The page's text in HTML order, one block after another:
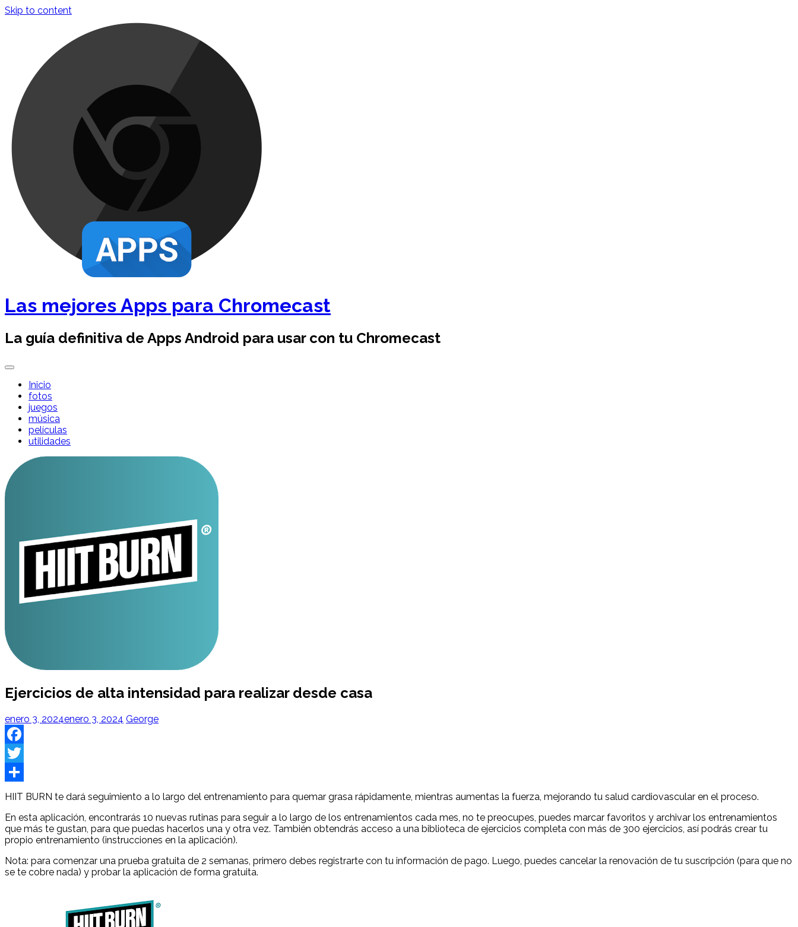
Skip to content
Las mejores Apps para Chromecast
La guía definitiva de Apps Android para usar con tu Chromecast
Inicio
fotos
juegos
música
películas
utilidades
Ejercicios de alta intensidad para realizar desde casa
enero 3, 2024enero 3, 2024 George
Facebook
Twitter
Share
HIIT BURN te dará seguimiento a lo largo del entrenamiento para quemar grasa rápidamente, mientras aumentas la fuerza, mejorando tu salud cardiovascular en el proceso.
En esta aplicación, encontrarás 10 nuevas rutinas para seguir a lo largo de los entrenamientos cada mes, no te preocupes, puedes marcar favoritos y archivar los entrenamientos
que más te gustan, para que puedas hacerlos una y otra vez. También obtendrás acceso a una biblioteca de ejercicios completa con más de 300 ejercicios, así podrás crear tu
propio entrenamiento (instrucciones en la aplicación).
Nota: para comenzar una prueba gratuita de 2 semanas, primero debes registrarte con tu información de pago. Luego, puedes cancelar la renovación de tu suscripción (para que no
se te cobre nada) y probar la aplicación de forma gratuita.